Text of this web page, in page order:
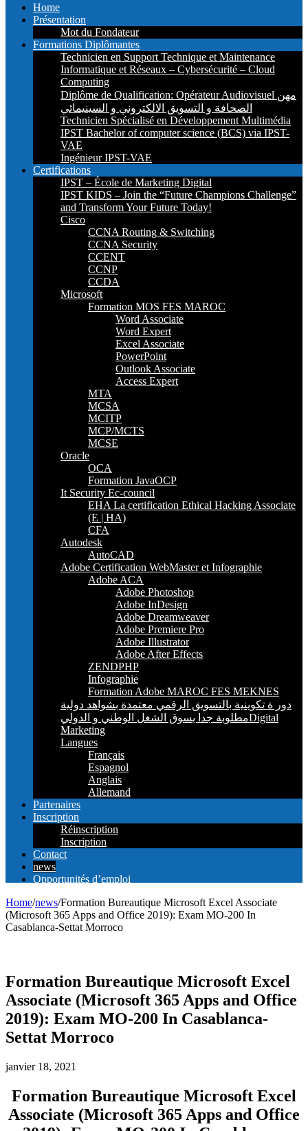
Home
Présentation
Mot du Fondateur
Formations Diplômantes
Technicien en Support Technique et Maintenance
Informatique et Réseaux – Cybersécurité – Cloud
Computing
Diplôme de Qualification: Opérateur Audiovisuel مهن
الصحافة و التسويق الالكتروني و السينيمائي
Technicien Spécialisé en Développement Multimédia
IPST Bachelor of computer science (BCS) via IPST-
VAE
Ingénieur IPST-VAE
Certifications
IPST – École de Marketing Digital
IPST KIDS – Join the “Future Champions Challenge”
and Transform Your Future Today!
Cisco
CCNA Routing & Switching
CCNA Security
CCENT
CCNP
CCDA
Microsoft
Formation MOS FES MAROC
Word Associate
Word Expert
Excel Associate
PowerPoint
Outlook Associate
Access Expert
MTA
MCSA
MCITP
MCP/MCTS
MCSE
Oracle
OCA
Formation JavaOCP
It Security Ec-council
EHA La certification Ethical Hacking Associate
(E | HA)
CFA
Autodesk
AutoCAD
Adobe Certification WebMaster et Infographie
Adobe ACA
Adobe Photoshop
Adobe InDesign
Adobe Dreamweaver
Adobe Premiere Pro
Adobe Illustrator
Adobe After Effects
ZENDPHP
Infographie
Formation Adobe MAROC FES MEKNES
دور ة تكوينية بالتسويق الرقمي معتمدة بشواهد دولية
مطلوبة جدا بسوق الشغل الوطني و الدوليDigital
Marketing
Langues
Français
Espagnol
Anglais
Allemand
Partenaires
Inscription
Réinscription
Inscription
Contact
news
Opportunités d’emploi
Home/news/Formation Bureautique Microsoft Excel Associate
(Microsoft 365 Apps and Office 2019): Exam MO-200 In
Casablanca-Settat Morroco
Formation Bureautique Microsoft Excel
Associate (Microsoft 365 Apps and Office
2019): Exam MO-200 In Casablanca-
Settat Morroco
janvier 18, 2021
Formation Bureautique Microsoft Excel
Associate (Microsoft 365 Apps and Office